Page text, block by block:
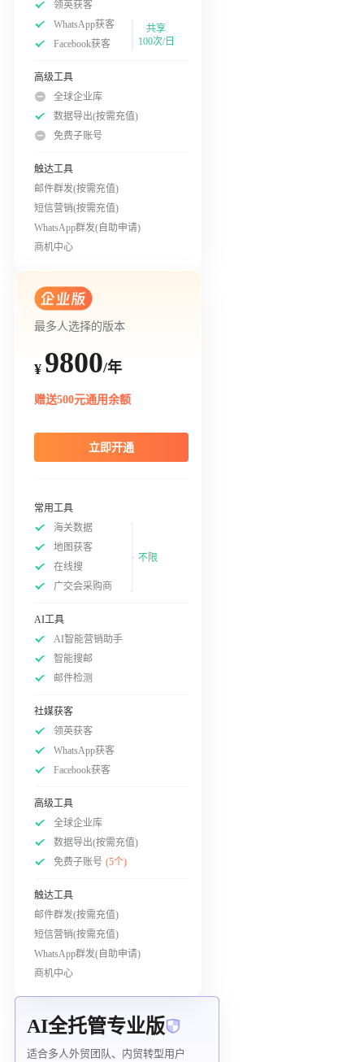
领英获客
WhatsApp获客
Facebook获客
共享
100次/日
高级工具
全球企业库
数据导出(按需充值)
免费子账号
触达工具
邮件群发(按需充值)
短信营销(按需充值)
WhatsApp群发(自助申请)
商机中心
最多人选择的版本
¥ 9800/年
赠送500元通用余额
立即开通
常用工具
海关数据
地图获客
在线搜
广交会采购商
不限
AI工具
AI智能营销助手
智能搜邮
邮件检测
社媒获客
领英获客
WhatsApp获客
Facebook获客
高级工具
全球企业库
数据导出(按需充值)
免费子账号 (5个)
触达工具
邮件群发(按需充值)
短信营销(按需充值)
WhatsApp群发(自助申请)
商机中心
AI全托管专业版
适合多人外贸团队、内贸转型用户